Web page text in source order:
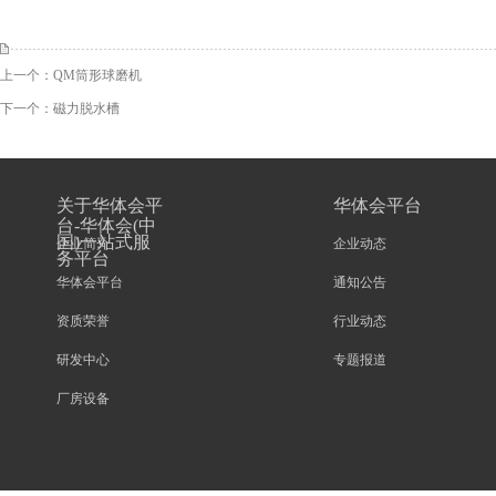
上一个： QM筒形球磨机
下一个： 磁力脱水槽
关于华体会平
台-华体会(中
国)一站式服
务平台
企业简介
华体会平台
资质荣誉
研发中心
厂房设备
华体会平台
企业动态
通知公告
行业动态
专题报道